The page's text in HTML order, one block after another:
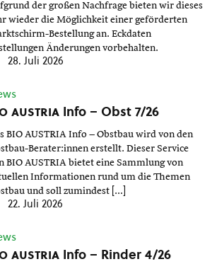
der großen Nachfrage bieten wir dieses
wieder die Möglichkeit einer geförderten
Bestellung an. Eckdaten
Änderungen vorbehalten.
28. Juli 2026
austria Info – Obst 7/26
BIO AUSTRIA Info – Obstbau wird von den
Berater:innen erstellt. Dieser Service
BIO AUSTRIA bietet eine Sammlung von
Informationen rund um die Themen
und soll zumindest […]
22. Juli 2026
austria Info – Rinder 4/26